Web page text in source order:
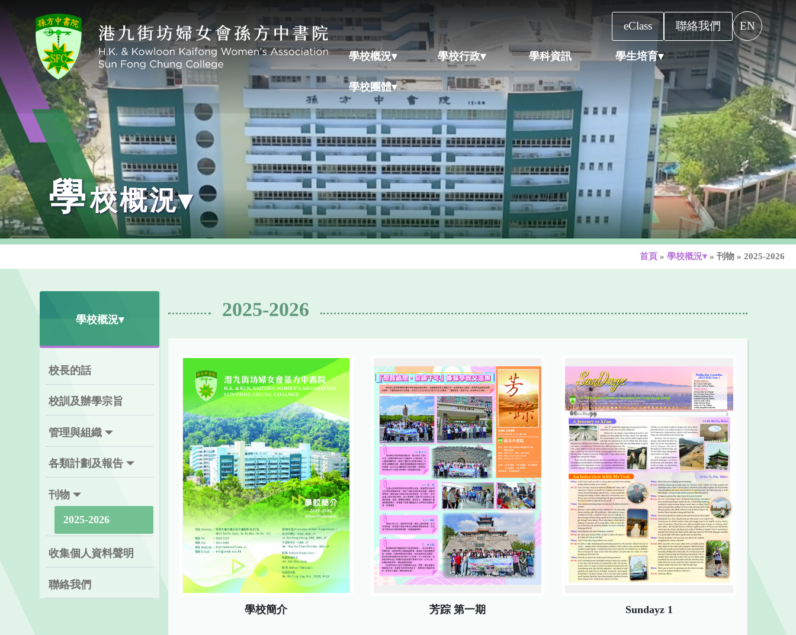
eClass 聯絡我們 EN
學校概況▾ 學校行政▾ 學科資訊 學生培育▾
學校團體▾
學校概況▾
首頁 » 學校概況▾ » 刊物 » 2025-2026
學校概況▾
校長的話
校訓及辦學宗旨
管理與組織
各類計劃及報告
刊物
2025-2026
收集個人資料聲明
聯絡我們
2025-2026
學校簡介 芳踪 第一期 Sundayz 1